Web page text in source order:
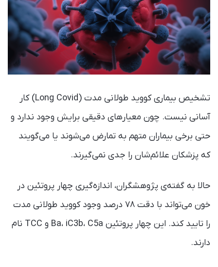
تشخیص بیماری کووید طولانی مدت (Long Covid) کار
آسانی نیست. چون معیارهای دقیقی برایش وجود ندارد و
حتی برخی بیماران متهم به تمارض می‌شوند یا می‌گویند
که پزشکان علائم‌شان را جدی نمی‌گیرند.
حالا به گفته‌ی پژوهشگران، اندازه‌گیری چهار پروتئین در
خون می‌تواند با دقت ۷۸ درصد وجود کووید طولانی مدت
را تایید کند. این چهار پروتئین Ba، iC3b، C5a و TCC نام
دارند.